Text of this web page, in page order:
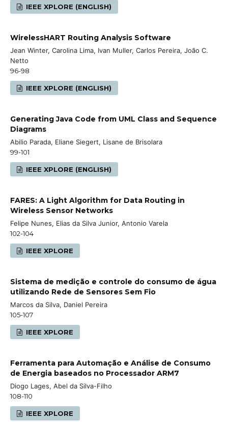
IEEE XPLORE (ENGLISH)
WirelessHART Routing Analysis Software
Jean Winter, Carolina Lima, Ivan Muller, Carlos Pereira, João C.
Netto
96-98
IEEE XPLORE (ENGLISH)
Generating Java Code from UML Class and Sequence
Diagrams
Abilio Parada, Eliane Siegert, Lisane de Brisolara
99-101
IEEE XPLORE (ENGLISH)
FARES: A Light Algorithm for Data Routing in
Wireless Sensor Networks
Felipe Nunes, Elias da Silva Junior, Antonio Varela
102-104
IEEE XPLORE
Sistema de medição e controle do consumo de água
utilizando Rede de Sensores Sem Fio
Marcos da Silva, Daniel Pereira
105-107
IEEE XPLORE
Ferramenta para Automação e Análise de Consumo
de Energia baseados no Processador ARM7
Diogo Lages, Abel da Silva-Filho
108-110
IEEE XPLORE